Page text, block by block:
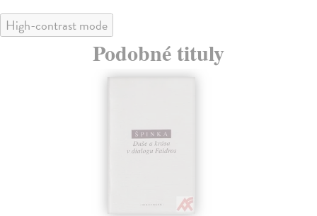
High-contrast mode
Podobné tituly